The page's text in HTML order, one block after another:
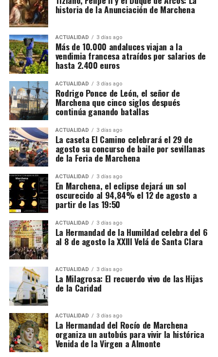
66.000 euros, relojes de lujo y bienes
bloqueados
La actuación policial ha permitido bloquear 35
cuentas bancarias vinculadas a la investigación y
solicitar judicialmente el embargo de once
inmuebles. En domicilios relacionados con uno de
los principales investigados fueron intervenidos
además 66.000 euros en efectivo, junto con relojes
de lujo, dispositivos electrónicos y abundante
documentación.
Las pesquisas patrimoniales apuntan también a que
parte de los beneficios obtenidos presuntamente
mediante el fraude habría sido desviada hacia una
sociedad patrimonial, utilizada para canalizar el
dinero y mantener inmuebles relacionados con
algunos de los principales investigados. Es
precisamente esta parte del entramado la que
fundamenta la investigación paralela por supuesto
blanqueo de capitales.
La operación adquiere así especial relevancia para
la Sierra Sur sevillana. No se trata únicamente de
que La Puebla de Cazalla figure entre las
localidades donde se practicaron registros: la
investigación está siendo dirigida judicialmente
desde Morón de la Frontera, situando una causa de
alcance nacional —con conexiones empresariales en
cuatro provincias y movimientos comerciales
Las entradas, que tendrán un coste de 10€
anticipadas y 15€ en taquilla, se pueden adquirir en
la Casa de la Cultura, en la Oficina de Turismo o a
través del siguiente
enlace:https://osunacultura.sacatuentrada.es/
historia de la Anunciación de Marchena
ACTUALIDAD 3 días ago
Más de 10.000 andaluces viajan a la
vendimia francesa atraídos por salarios de
hasta 2.400 euros
ACTUALIDAD 3 días ago
Rodrigo Ponce de León, el señor de
Marchena que cinco siglos después
continúa ganando batallas
ACTUALIDAD 3 días ago
La caseta El Camino celebrará el 29 de
agosto su concurso de baile por sevillanas
de la Feria de Marchena
ACTUALIDAD 3 días ago
En Marchena, el eclipse dejará un sol
oscurecido al 94,84% el 12 de agosto a
partir de las 19:50
ACTUALIDAD 3 días ago
La Hermandad de la Humildad celebra del 6
al 8 de agosto la XXIII Velá de Santa Clara
ACTUALIDAD 3 días ago
La Milagrosa: El recuerdo vivo de las Hijas
de la Caridad
ACTUALIDAD 3 días ago
La Hermandad del Rocío de Marchena
organiza un autobús para vivir la histórica
Venida de la Virgen a Almonte